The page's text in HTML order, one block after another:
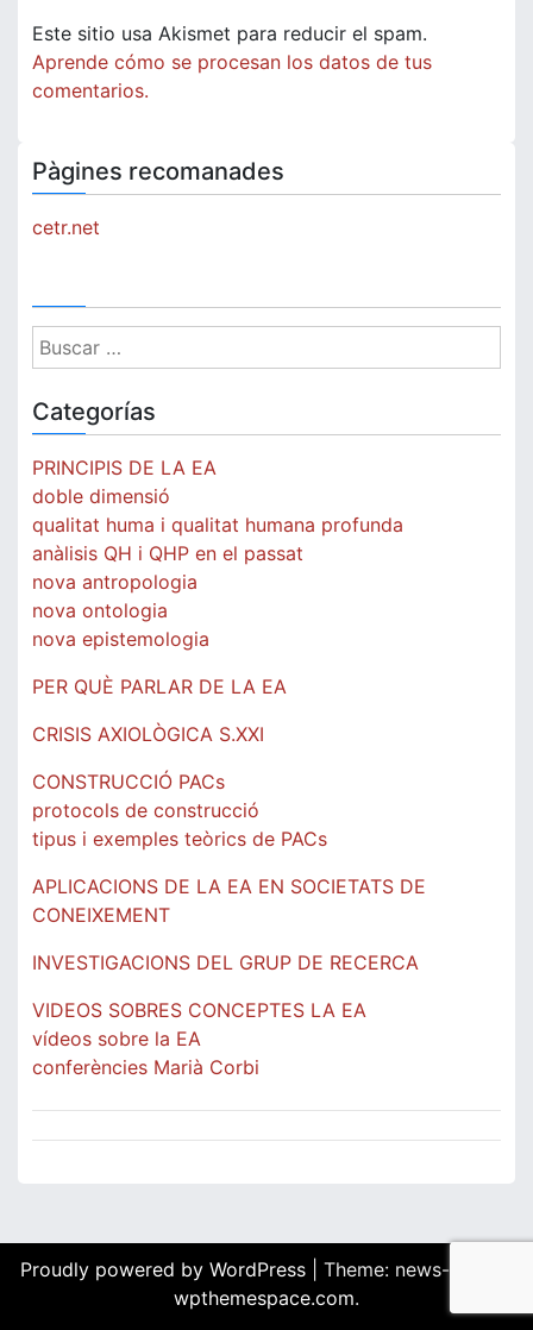
Este sitio usa Akismet para reducir el spam.
Aprende cómo se procesan los datos de tus
comentarios.
Pàgines recomanades
cetr.net
Buscar:
Categorías
PRINCIPIS DE LA EA
doble dimensió
qualitat huma i qualitat humana profunda
anàlisis QH i QHP en el passat
nova antropologia
nova ontologia
nova epistemologia
PER QUÈ PARLAR DE LA EA
CRISIS AXIOLÒGICA S.XXI
CONSTRUCCIÓ PACs
protocols de construcció
tipus i exemples teòrics de PACs
APLICACIONS DE LA EA EN SOCIETATS DE
CONEIXEMENT
INVESTIGACIONS DEL GRUP DE RECERCA
VIDEOS SOBRES CONCEPTES LA EA
vídeos sobre la EA
conferències Marià Corbi
Proudly powered by WordPress
Theme: news-box by
wpthemespace.com.